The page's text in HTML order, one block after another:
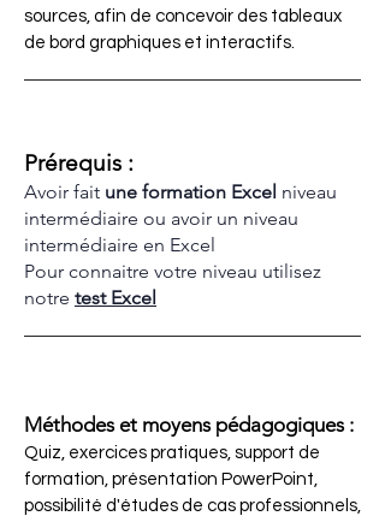
sources, afin de concevoir des tableaux
de bord graphiques et interactifs.
Prérequis :
Avoir fait une formation Excel niveau
intermédiaire ou avoir un niveau
intermédiaire en Excel
Pour connaitre votre niveau utilisez
notre test Excel
Méthodes et moyens pédagogiques :
Quiz, exercices pratiques, support de
formation, présentation PowerPoint,
possibilité d'études de cas professionnels,